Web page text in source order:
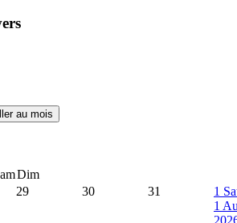
au mois
Dim
29 30 31 1
1